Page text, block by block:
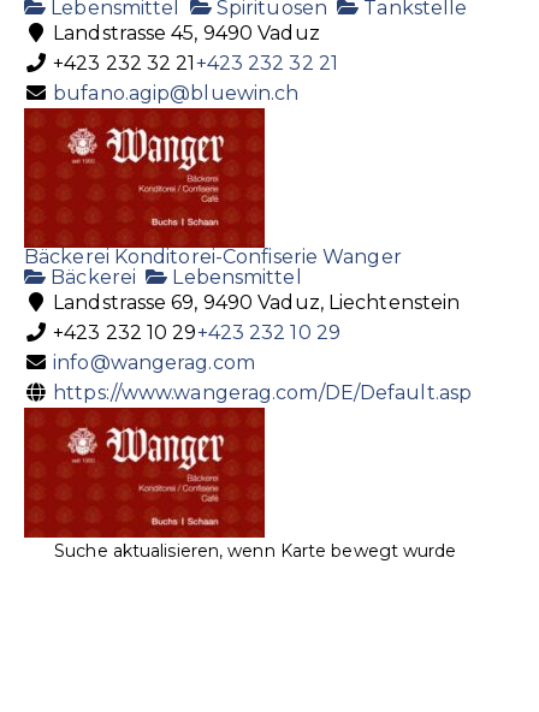
Lebensmittel
Spirituosen
Tankstelle
Landstrasse 45, 9490 Vaduz
+423 232 32 21 +423 232 32 21
bufano.agip@bluewin.ch
Bäckerei Konditorei-Confiserie Wanger
Bäckerei
Lebensmittel
Landstrasse 69, 9490 Vaduz, Liechtenstein
+423 232 10 29+423 232 10 29
info@wangerag.com
https://www.wangerag.com/DE/Default.asp
Bäckerei Konditorei-Confiserie Wanger AG
Suche aktualisieren, wenn Karte bewegt wurde